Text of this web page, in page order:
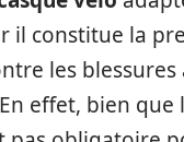
il constitue la
les
effet, bien